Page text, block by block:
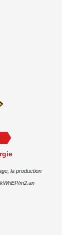
la production
m2.an